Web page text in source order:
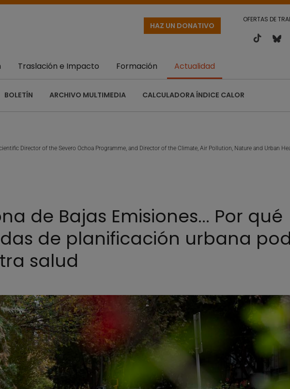
OFERTAS DE
HAZ UN DONATIVO
Traslación e Impacto Formación Actualidad
BOLETÍN ARCHIVO MULTIMEDIA CALCULADORA ÍNDICE CALOR
Director of the Severo Ochoa Programme, and Director of the Climate, Air Pollution, Nature and Urban
de Bajas Emisiones... Por qué
de planificación urbana
salud